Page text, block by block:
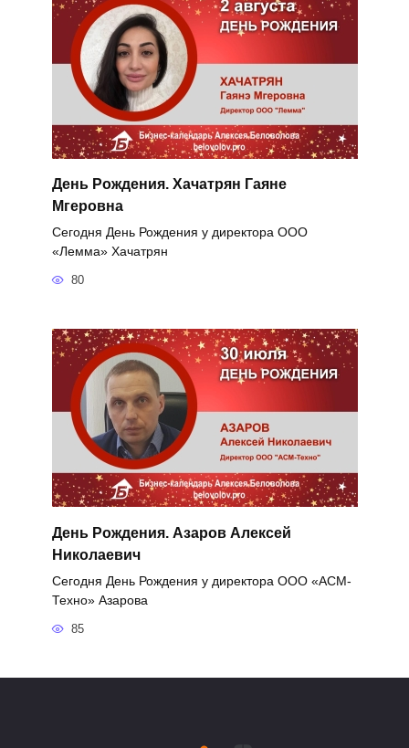
День Рождения. Хачатрян Гаяне
Мгеровна
Сегодня День Рождения у директора ООО
«Лемма» Хачатрян
80
День Рождения. Азаров Алексей
Николаевич
Сегодня День Рождения у директора ООО «АСМ-
Техно» Азарова
85